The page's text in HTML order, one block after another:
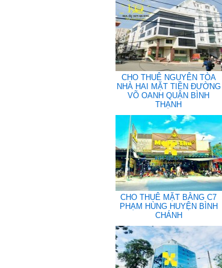
CHO THUÊ NGUYÊN TÒA
NHÀ HAI MẶT TIỀN ĐƯỜNG
VÕ OANH QUẬN BÌNH
THẠNH
CHO THUÊ MẶT BẰNG C7
PHẠM HÙNG HUYỆN BÌNH
CHÁNH